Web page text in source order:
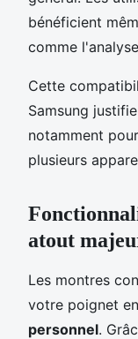
bénéficient
comme
Cette
Samsung
notamment
plusieurs
atout
Les montres
votre poignet
personnel.